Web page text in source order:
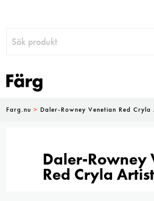
Farg.nu > Daler-Rowney Venetian Red
Daler-Rowney
Red Cryla